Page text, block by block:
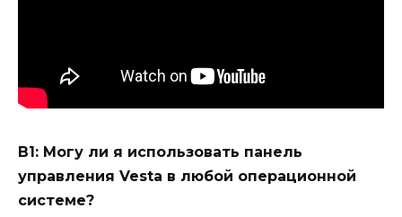
В1: Могу ли я использовать панель
управления Vesta в любой операционной
системе?